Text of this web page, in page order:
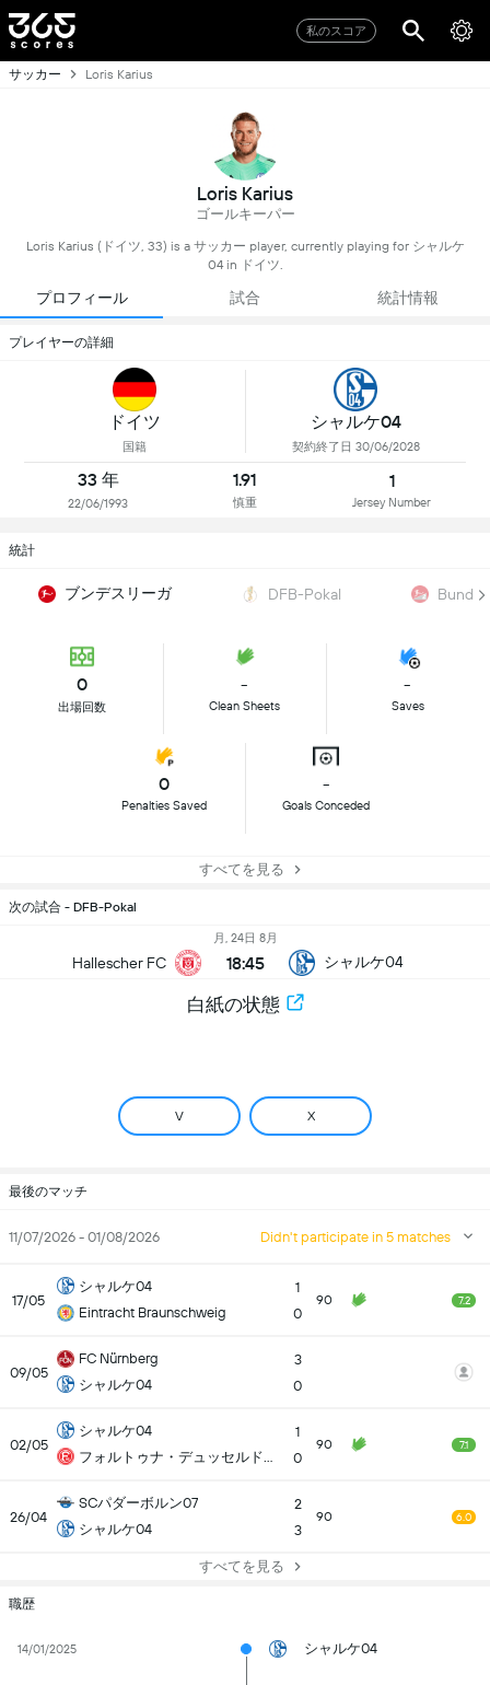
私のスコア
サッカー Loris Karius
Loris Karius
ゴールキーパー
Loris Karius (ドイツ, 33) is a サッカー player, currently playing for シャルケ
04 in ドイツ.
プロフィール 試合 統計情報
プレイヤーの詳細
ドイツ
国籍
シャルケ04
契約終了日 30/06/2028
33 年
22/06/1993
1.91
慎重
1
Jersey Number
統計
ブンデスリーガ DFB-Pokal
0
出場回数
-
Clean Sheets
-
Saves
0
Penalties Saved
-
Goals Conceded
すべてを見る
次の試合 - DFB-Pokal
Hallescher FC
月, 24日 8月
18:45 シャルケ04
白紙の状態
V X
最後のマッチ
11/07/2026 - 01/08/2026 Didn't participate in 5 matches
17/05
シャルケ04
Eintracht Braunschweig
1
0
90 7.2
09/05
FC Nürnberg
シャルケ04
3
0
02/05
シャルケ04
フォルトゥナ・デュッセルドルフ
1
0
90 7.1
26/04
SCパダーボルン07
シャルケ04
2
3
90 6.0
すべてを見る
職歴
14/01/2025 シャルケ04